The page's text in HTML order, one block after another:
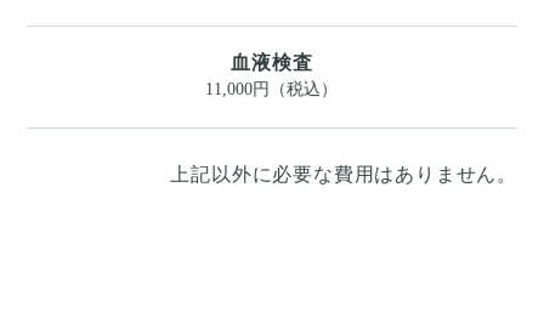
血液検査
11,000円（税込）
上記以外に必要な費用はありません。